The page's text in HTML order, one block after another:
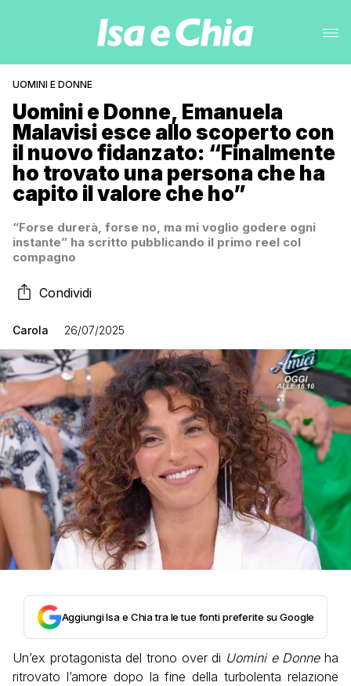
UOMINI E DONNE
Uomini e Donne, Emanuela
Malavisi esce allo scoperto con
il nuovo fidanzato: “Finalmente
ho trovato una persona che ha
capito il valore che ho”
“Forse durerà, forse no, ma mi voglio godere ogni
instante” ha scritto pubblicando il primo reel col
compagno
Condividi
Carola 26/07/2025
Aggiungi Isa e Chia tra le tue fonti preferite su Google
Un’ex protagonista del trono over di Uomini e Donneha
ritrovato l’amore dopo la fine della turbolenta relazione